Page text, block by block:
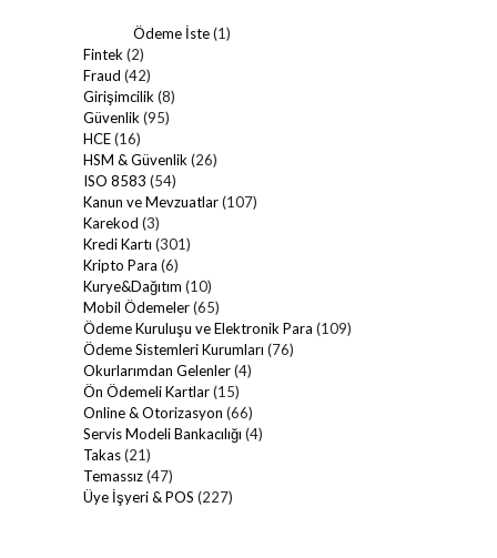
Ödeme İste(1)
Fintek (2)
Fraud (42)
Girişimcilik (8)
Güvenlik (95)
HCE(16)
HSM & Güvenlik (26)
ISO 8583 (54)
Kanun ve Mevzuatlar(107)
Karekod (3)
Kredi Kartı (301)
Kripto Para (6)
Kurye&Dağıtım (10)
Mobil Ödemeler(65)
Ödeme Kuruluşu ve Elektronik Para (109)
Ödeme Sistemleri Kurumları (76)
Okurlarımdan Gelenler(4)
Ön Ödemeli Kartlar(15)
Online & Otorizasyon (66)
Servis Modeli Bankacılığı (4)
Takas(21)
Temassız(47)
Üye İşyeri & POS (227)